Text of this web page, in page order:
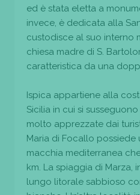
ed è stata eletta a
invece, è dedicata alla
custodisce al suo interno
chiesa madre di S.
caratteristica da una
Ispica appartiene alla
Sicilia in cui si
molto apprezzate dai
Maria di Focallo possiede
macchia mediterranea
km. La spiaggia di Marza,
lungo litorale sabbioso